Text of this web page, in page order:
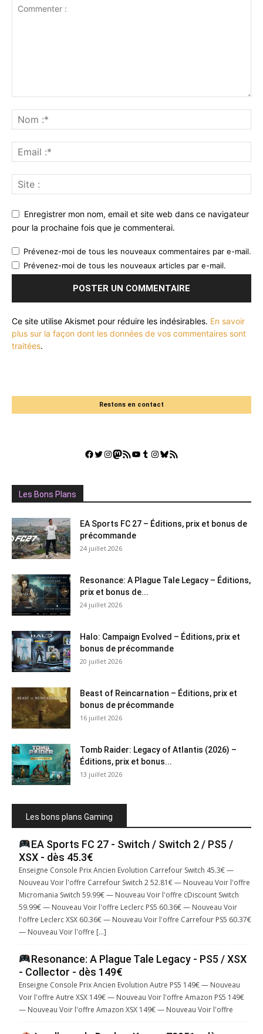
Enregistrer mon nom, email et site web dans ce navigateur
pour la prochaine fois que je commenterai.
Prévenez-moi de tous les nouveaux commentaires par e-mail.
Prévenez-moi de tous les nouveaux articles par e-mail.
Ce site utilise Akismet pour réduire les indésirables. En savoir
plus sur la façon dont les données de vos commentaires sont
traitées.
Restons en contact
Facebook
Twitter
Instagram
Mastodon
Flux RSSYouTube
Tumblr
Instagram
Bluesky
GestGame
Les Bons Plans
EA Sports FC 27 – Éditions, prix et bonus de
précommande
24 juillet 2026
Resonance: A Plague Tale Legacy – Éditions,
prix et bonus de...
24 juillet 2026
Halo: Campaign Evolved – Éditions, prix et
bonus de précommande
20 juillet 2026
Beast of Reincarnation – Éditions, prix et
bonus de précommande
16 juillet 2026
Tomb Raider: Legacy of Atlantis (2026) –
Éditions, prix et bonus...
13 juillet 2026
Les bons plans Gaming
EA Sports FC 27 - Switch / Switch 2 / PS5 /
XSX - dès 45.3€
Enseigne Console Prix Ancien Evolution Carrefour Switch 45.3€ —
Nouveau Voir l'offre Carrefour Switch 2 52.81€ — Nouveau Voir l'offre
Micromania Switch 59.99€ — Nouveau Voir l'offre cDiscount Switch
59.99€ — Nouveau Voir l'offre Leclerc PS5 60.36€ — Nouveau Voir
l'offre Leclerc XSX 60.36€ — Nouveau Voir l'offre Carrefour PS5 60.37€
— Nouveau Voir l'offre […]
Resonance: A Plague Tale Legacy - PS5 / XSX
- Collector - dès 149€
Enseigne Console Prix Ancien Evolution Autre PS5 149€ — Nouveau
Voir l'offre Autre XSX 149€ — Nouveau Voir l'offre Amazon PS5 149€
— Nouveau Voir l'offre Amazon XSX 149€ — Nouveau Voir l'offre